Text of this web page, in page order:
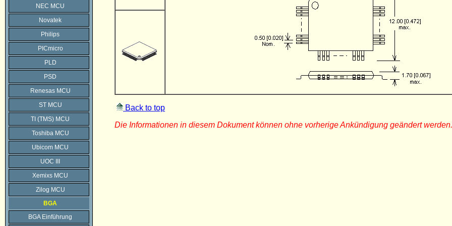
NEC MCU
Novatek
Philips
PICmicro
PLD
PSD
Renesas MCU
ST MCU
TI (TMS) MCU
Toshiba MCU
Ubicom MCU
UOC III
Xemixs MCU
Zilog MCU
BGA
BGA Einführung
Back to top
Die Informationen in diesem Dokument können ohne vorherige Ankündigung geändert werden.